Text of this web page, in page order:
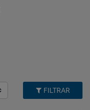
FILTRAR